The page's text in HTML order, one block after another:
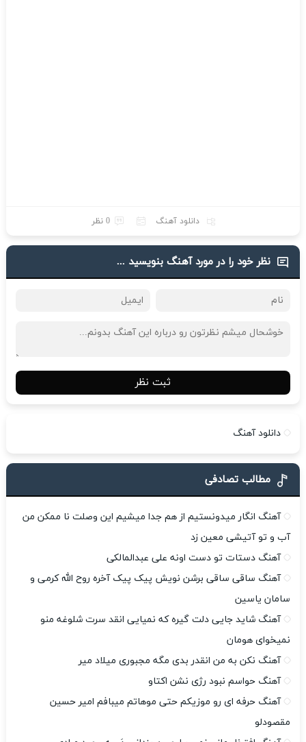
دانلود آهنگ 0 نظر
نظر خود را در مورد آهنگ بنویسید ...
ثبت نظر
دانلود آهنگ
مطالب تصادفی
آهنگ انگار میدونستیم از هم جدا میشیم این وصلت نا ممکن من
آب و تو آتیشی معین زد
آهنگ دستات تو دست اونه علی عبدالمالکی
آهنگ ساقی ساقی برشن نویش پیک پیک آخره روح الله کرمی و
سامان یاسین
آهنگ شاید جایی دلت گیره که نمیایی انقد سرت شلوغه منو
نمیخوای هومان
آهنگ نکن به من انقدر بدی مگه مجبوری میلاد میر
آهنگ حواسم نبود رژی نشن اکتاو
آهنگ حرفه اى رو موزیکم حتى موهاتم میبافم امیر حسین
مقصودلو